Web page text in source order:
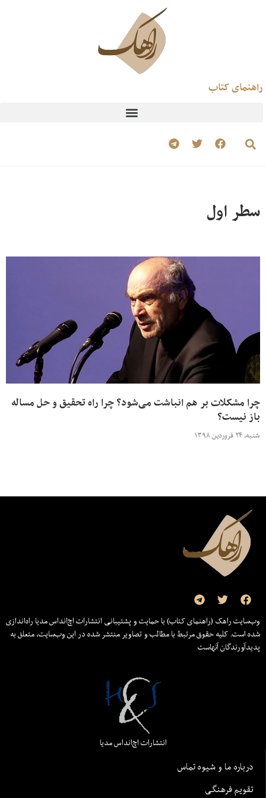
راهنمای کتاب
سطر اول
چرا مشکلات بر هم انباشت می‌شود؟ چرا راه تحقیق و حل مساله
باز نیست؟
شنبه، ۲۴ فروردین ۱۳۹۸
وب‌سایت راهک (راهنمای کتاب) با حمایت و پشتیبانی انتشارات اچ‌اند‌اس مدیا راه‌اندازی
شده است. کلیه حقوق مرتبط با مطالب و تصاویر منتشر شده در این وب‌سایت، متعلق به
پدیدآورندگان آنهاست
انتشارات اچ‌اند‌اس مدیا
درباره ما و شیوه تماس
تقویم فرهنگی